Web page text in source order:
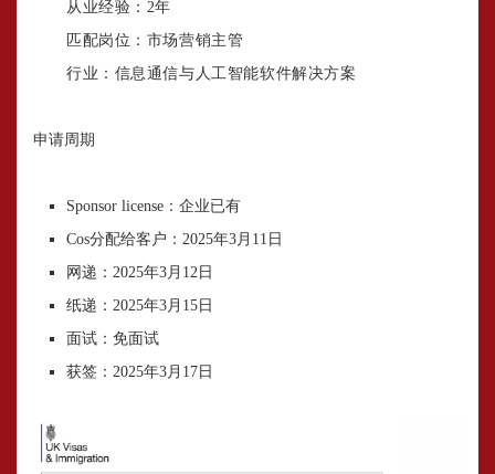
从业经验：2年
匹配岗位：市场营销主管
行业：信息通信与人工智能软件解决方案
申请周期
Sponsor license：企业已有
Cos分配给客户：2025年3月11日
网递：2025年3月12日
纸递：2025年3月15日
面试：免面试
获签：2025年3月17日